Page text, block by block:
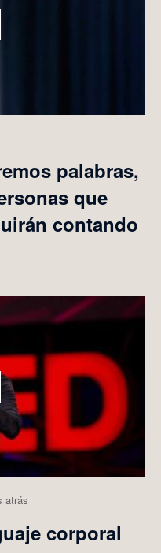
palabras,
que
contando
Play
atrás
corporal